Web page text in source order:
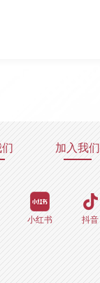
加入我们
小红书 抖音